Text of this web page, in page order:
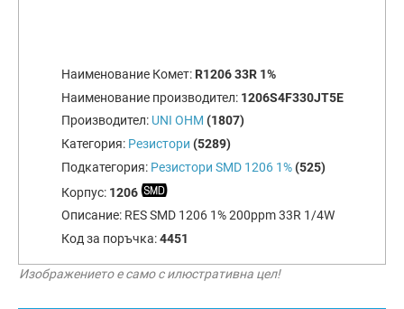
Наименование Комет: R1206 33R 1%
Наименование производител: 1206S4F330JT5E
Производител: UNI OHM (1807)
Категория: Резистори (5289)
Подкатегория: Резистори SMD 1206 1% (525)
Корпус: 1206
Описание: RES SMD 1206 1% 200ppm 33R 1/4W
Код за поръчка:4451
Изображението е само с илюстративна цел!